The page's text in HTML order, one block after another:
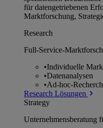
für datengetriebenen
Marktforschung,
Research
Full-Service-
•Individuelle
•Datenanalysen
•Ad-hoc-
Research Lösungen
Strategy
Unternehmens­beratung